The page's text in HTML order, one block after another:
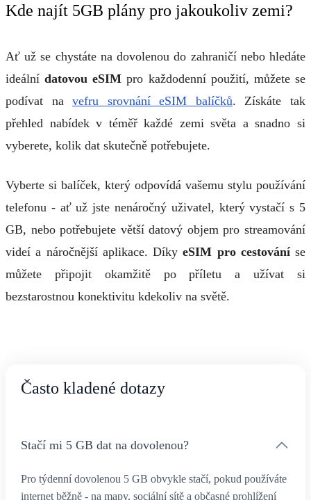
Kde najít 5GB plány pro jakoukoliv zemi?
Ať už se chystáte na dovolenou do zahraničí nebo hledáte
ideálnídatovou eSIM pro každodenní použití, můžete se
podívat navefru srovnání eSIM balíčků. Získáte tak
přehled nabídek v téměř každé zemi světa a snadno si
vyberete, kolik dat skutečně potřebujete.
Vyberte si balíček, který odpovídá vašemu stylu používání
telefonu - ať už jste nenáročný uživatel, který vystačí s 5
GB, nebo potřebujete větší datový objem pro streamování
videí a náročnější aplikace. DíkyeSIM pro cestováníse
můžete připojit okamžitě po příletu a užívat si
bezstarostnou konektivitu kdekoliv na světě.
Často kladené dotazy
Stačí mi 5 GB dat na dovolenou?
Pro týdenní dovolenou 5 GB obvykle stačí, pokud používáte
internet běžně - na mapy, sociální sítě a občasné prohlížení